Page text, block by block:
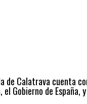
de Calatrava cuenta
Gobierno de España,